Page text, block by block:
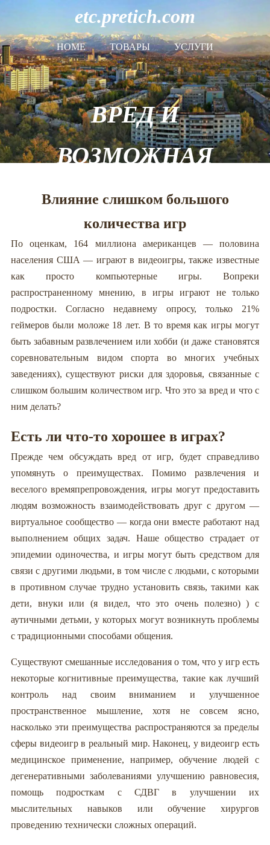
etc.pretich.com
HOME ТОВАРЫ УСЛУГИ
ВРЕД И
ВОЗМОЖНАЯ
ПОЛЬЗА
КОМПЬЮТЕРНЫХ
ИГР
Влияние слишком большого
количества игр
По оценкам, 164 миллиона американцев — половина
населения США — играют в видеоигры, также известные
как просто компьютерные игры. Вопреки
распространенному мнению, в игры играют не только
подростки. Согласно недавнему опросу, только 21%
геймеров были моложе 18 лет. В то время как игры могут
быть забавным развлечением или хобби (и даже становятся
соревновательным видом спорта во многих учебных
заведениях), существуют риски для здоровья, связанные с
слишком большим количеством игр. Что это за вред и что с
ним делать?
Есть ли что-то хорошее в играх?
Прежде чем обсуждать вред от игр, будет справедливо
упомянуть о преимуществах. Помимо развлечения и
веселого времяпрепровождения, игры могут предоставить
людям возможность взаимодействовать друг с другом —
виртуальное сообщество — когда они вместе работают над
выполнением общих задач. Наше общество страдает от
эпидемии одиночества, и игры могут быть средством для
связи с другими людьми, в том числе с людьми, с которыми
в противном случае трудно установить связь, такими как
дети, внуки или (я видел, что это очень полезно) ) с
аутичными детьми, у которых могут возникнуть проблемы
с традиционными способами общения.
Существуют смешанные исследования о том, что у игр есть
некоторые когнитивные преимущества, такие как лучший
контроль над своим вниманием и улучшенное
пространственное мышление, хотя не совсем ясно,
насколько эти преимущества распространяются за пределы
сферы видеоигр в реальный мир. Наконец, у видеоигр есть
медицинское применение, например, обучение людей с
дегенеративными заболеваниями улучшению равновесия,
помощь подросткам с СДВГ в улучшении их
мыслительных навыков или обучение хирургов
проведению технически сложных операций.